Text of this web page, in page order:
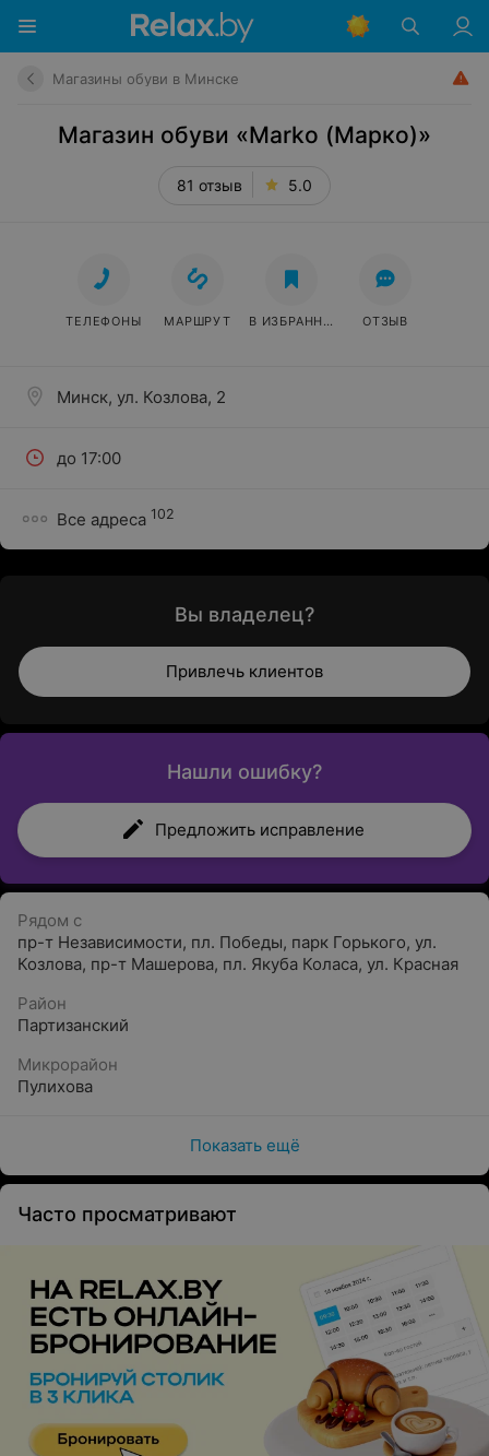
Магазины обуви в Минске
Магазин обуви «Marko (Марко)»
81 отзыв 5.0
Минск, ул. Козлова, 2
до 17:00
Все адреса 102
ТЕЛЕФОНЫ МАРШРУТ В ИЗБРАННОЕ ОТЗЫВ
Вы владелец?
Привлечь клиентов
Нашли ошибку?
Предложить исправление
Рядом с
пр-т Независимости, пл. Победы, парк Горького, ул.
Козлова, пр-т Машерова, пл. Якуба Коласа, ул. Красная
Район
Партизанский
Микрорайон
Пулихова
Показать ещё
Часто просматривают